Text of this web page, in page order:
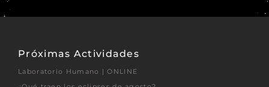
Próximas Actividades
Laboratorio Humano | ONLINE